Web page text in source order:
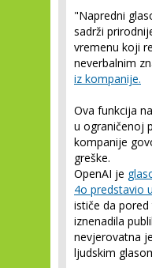
"Napredni
sadrži
vremenu koji
neverbalnim
iz kompanije.
Ova funkcija
u ograničenoj
kompanije
greške.
OpenAI je
4o predstavio
ističe da
iznenadila
nevjerovatna
ljudskim